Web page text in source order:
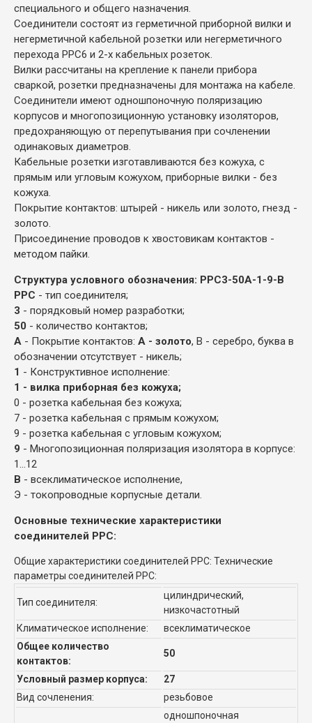
специального и общего назначения.
Соединители состоят из герметичной приборной вилки и
негерметичной кабельной розетки или негерметичного
перехода РРС6 и 2-х кабельных розеток.
Вилки рассчитаны на крепление к панели прибора
сваркой, розетки предназначены для монтажа на кабеле.
Соединители имеют одношпоночную поляризацию
корпусов и многопозиционную установку изоляторов,
предохраняющую от перепутывания при сочленении
одинаковых диаметров.
Кабельные розетки изготавливаются без кожуха, с
прямым или угловым кожухом, приборные вилки - без
кожуха.
Покрытие контактов: штырей - никель или золото, гнезд -
золото.
Присоединение проводов к хвостовикам контактов -
методом пайки.
Структура условного обозначения: РРС3-50А-1-9-В
РРС - тип соединителя;
3 - порядковый номер разработки;
50 - количество контактов;
А - Покрытие контактов: А - золото, В - серебро, буква в
обозначении отсутствует - никель;
1 - Конструктивное исполнение:
1 - вилка приборная без кожуха;
0 - розетка кабельная без кожуха;
7 - розетка кабельная с прямым кожухом;
9 - розетка кабельная с угловым кожухом;
9 - Многопозиционная поляризация изолятора в корпусе:
1...12
В - всеклиматическое исполнение,
Э - токопроводные корпусные детали.
Основные технические характеристики
соединителей РРС:
Общие характеристики соединителей РРС: Технические
параметры соединителей РРС:
Тип соединителя:
цилиндрический,
низкочастотный
Климатическое исполнение:
всеклиматическое
Общее количество
контактов:
50
Условный размер корпуса:
27
Вид сочленения:
резьбовое
одношпоночная